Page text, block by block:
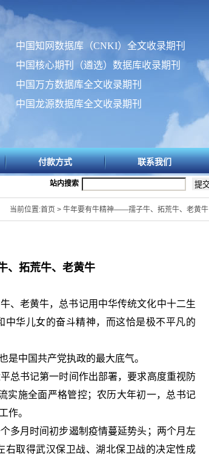
中国知网数据库（CNKI）全文收录期刊
中国核心期刊（遴选）数据库收录期刊
中国万方数据库全文收录期刊
中国龙源数据库全文收录期刊
付款方式 联系我们
站内搜索
当前位置:首页 > 牛年要有牛精神——孺子牛、拓荒牛、老黄牛
拓荒牛、老黄牛
、老黄牛，总书记用中华传统文化中十二生
华儿女的奋斗精神，而这恰是极不平凡的
是中国共产党执政的最大底气。
总书记第一时间作出部署，要求高度重视防
实施全面严格管控；农历大年初一，总书记
作。
多月时间初步遏制疫情蔓延势头；两个月左
取得武汉保卫战、湖北保卫战的决定性成